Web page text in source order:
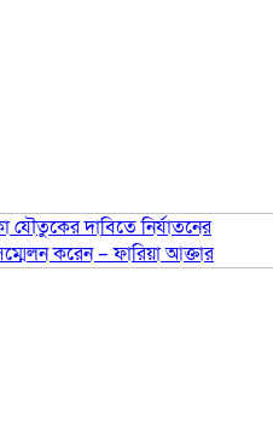
যৌতুকের দাবিতে নির্যাতনের
করেন – ফারিয়া আক্তার